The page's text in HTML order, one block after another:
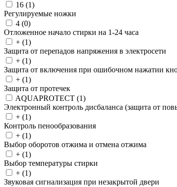
16 (1)
Регулируемые ножки
4 (0)
Отложенное начало стирки на 1-24 часа
+ (1)
Защита от перепадов напряжения в электросети
+ (1)
Защита от включения при ошибочном нажатии
+ (1)
Защита от протечек
AQUAPROTECT (1)
Электронный контроль дисбаланса (защита от
+ (1)
Контроль пенообразования
+ (1)
Выбор оборотов отжима и отмена отжима
+ (1)
Выбор температуры стирки
+ (1)
Звуковая сигнализация при незакрытой двери